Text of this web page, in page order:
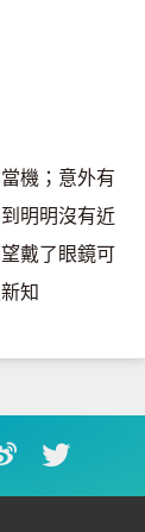
機；意外有
明明沒有近
戴了眼鏡可
知